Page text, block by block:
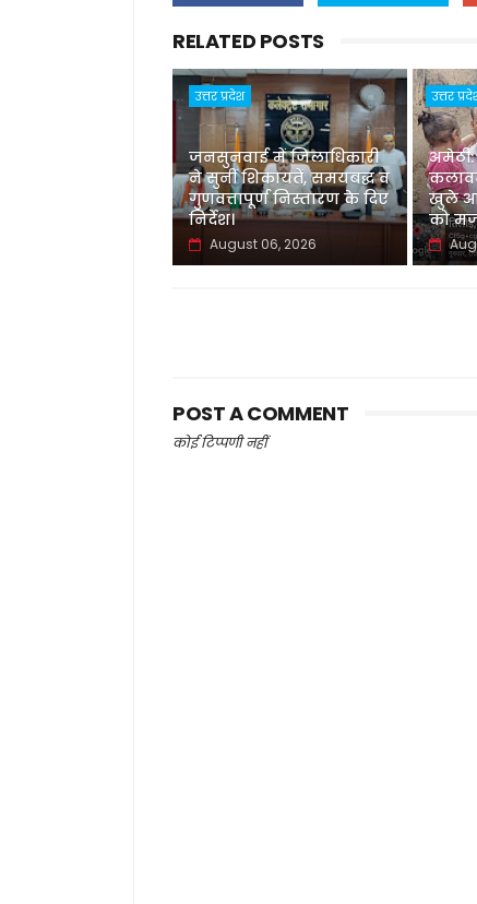
RELATED POSTS
उत्तर प्रदेश
जनसुनवाई में जिलाधिकारी
ने सुनीं शिकायतें, समयबद्ध व
गुणवत्तापूर्ण निस्तारण के दिए
निर्देश।
August 06, 2026
उत्तर
अमेठी:
खुले
को
POST A COMMENT
कोई टिप्पणी नहीं